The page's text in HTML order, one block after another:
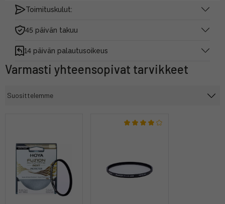
Toimituskulut:
45 päivän takuu
14 päivän palautusoikeus
Varmasti yhteensopivat tarvikkeet